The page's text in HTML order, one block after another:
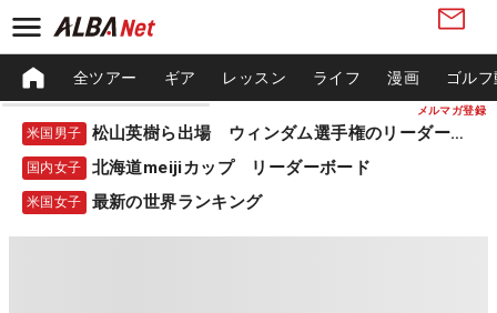
メルマガ登録
全ツアー ギア レッスン ライフ 漫画 ゴル
米国男子 松山英樹ら出場 ウィンダム選手権のリーダーボード
国内女子 北海道meijiカップ リーダーボード
米国女子 最新の世界ランキング